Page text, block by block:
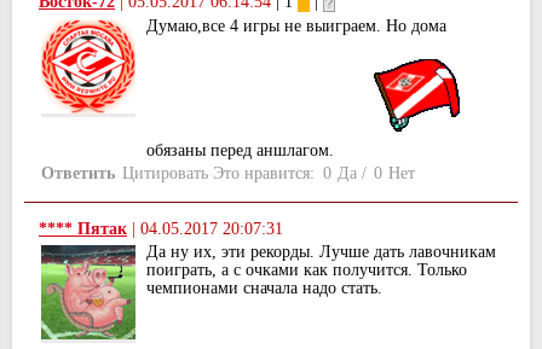
Думаю,все 4 игры не выиграем. Но дома
обязаны перед аншлагом.
Ответить Цитировать Это нравится: 0 Да / 0 Нет
**** Пятак
04.05.2017 20:07:31
Да ну их, эти рекорды. Лучше дать лавочникам
поиграть, а с очками как получится. Только
чемпионами сначала надо стать.